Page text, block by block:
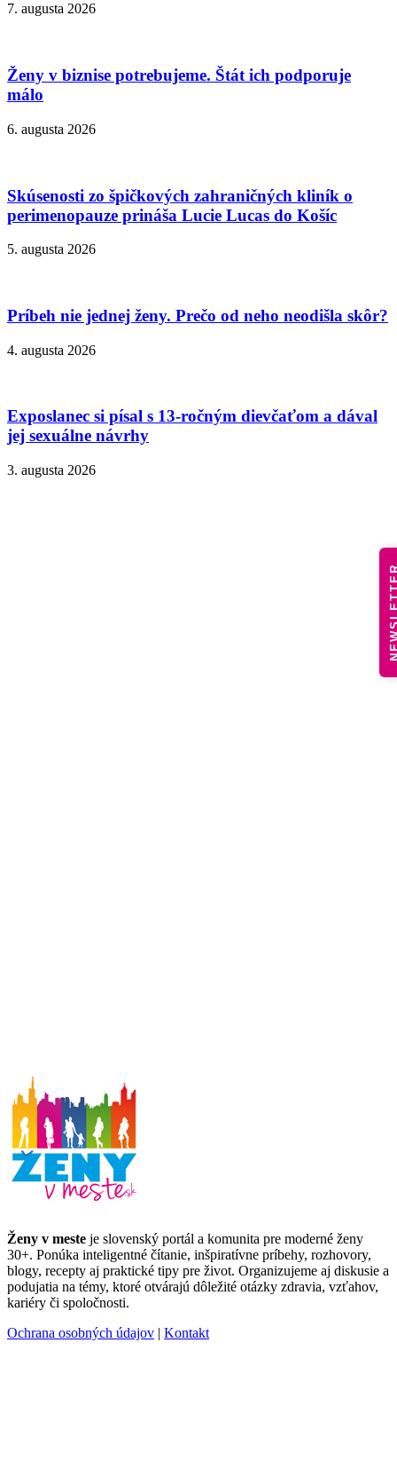
7. augusta 2026
Ženy v biznise potrebujeme. Štát ich podporuje
málo
6. augusta 2026
Skúsenosti zo špičkových zahraničných kliník o
perimenopauze prináša Lucie Lucas do Košíc
5. augusta 2026
Príbeh nie jednej ženy. Prečo od neho neodišla skôr?
4. augusta 2026
Exposlanec si písal s 13-ročným dievčaťom a dával
jej sexuálne návrhy
3. augusta 2026
Ženy v meste je slovenský portál a komunita pre moderné ženy
30+. Ponúka inteligentné čítanie, inšpiratívne príbehy, rozhovory,
blogy, recepty aj praktické tipy pre život. Organizujeme aj diskusie a
podujatia na témy, ktoré otvárajú dôležité otázky zdravia, vzťahov,
kariéry či spoločnosti.
Ochrana osobných údajov | Kontakt